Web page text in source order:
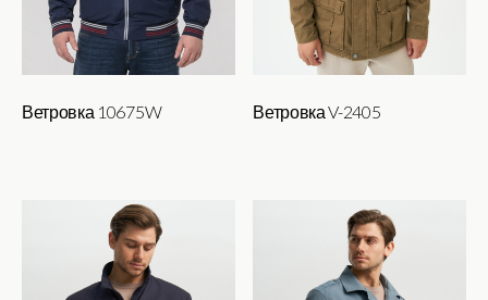
Ветровка 10675W Ветровка V-2405